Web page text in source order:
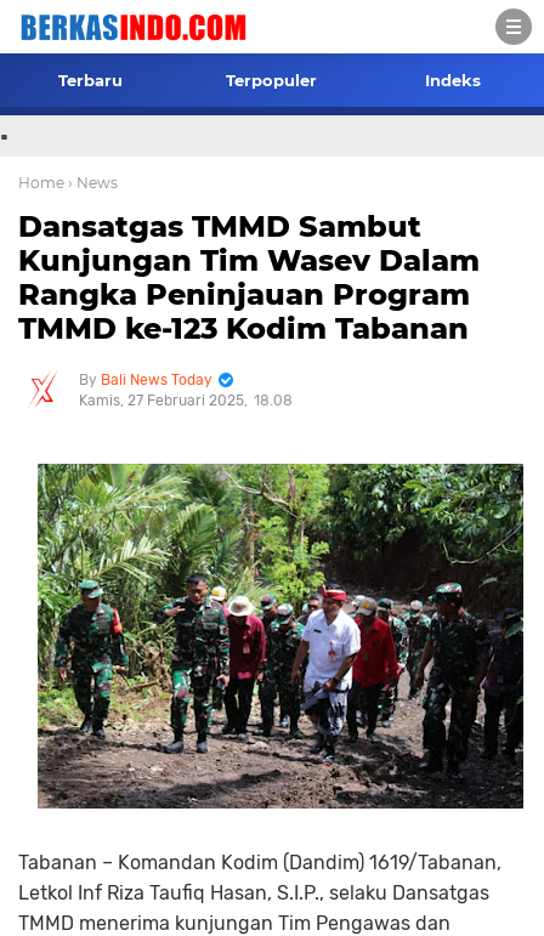
Terbaru Terpopuler Indeks
.
Home › News
Dansatgas TMMD Sambut
Kunjungan Tim Wasev Dalam
Rangka Peninjauan Program
TMMD ke-123 Kodim Tabanan
Bali News Today
Kamis, 27 Februari 2025 18.08
Tabanan – Komandan Kodim (Dandim) 1619/Tabanan,
Letkol Inf Riza Taufiq Hasan, S.I.P., selaku Dansatgas
TMMD menerima kunjungan Tim Pengawas dan